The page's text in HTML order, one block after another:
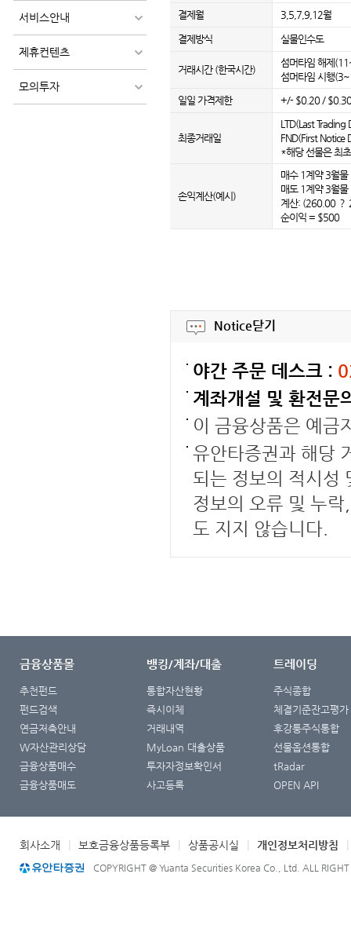
서비스안내
제휴컨텐츠
모의투자
결제월 3,5,7,9,12월
결제방식 실물인수도
거래시간 (한국시간)
섬머타임 해제
섬머타임 시행
일일 가격제한
+/- $0.20 /
최종거래일
LTD(Last
FND(First Notice
*해당 선물은 최
손익계산(예시)
매수 1계약 3월
매도 1계약 3월
계산: (260.00
순이익 = $500
Notice닫기
야간 주문 데스크 :
계좌개설 및 환전문
이 금융상품은 예금
유안타증권과 해당
되는 정보의 적시성
정보의 오류 및 누
도 지지 않습니다.
금융상품몰
추천펀드
펀드검색
연금저축안내
W자산관리상담
금융상품매수
금융상품매도
뱅킹/계좌/대출
통합자산현황
즉시이체
거래내역
MyLoan 대출상품
투자자정보확인서
사고등록
트레이딩
주식종합
체결기준잔고평가
후강퉁주식통합
선물옵션통합
tRadar
OPEN API
회사소개 보호금융상품등록부 상품공시실 개인정보처리방침
COPYRIGHT @ Yuanta Securities Korea Co., Ltd. ALL RIGHT